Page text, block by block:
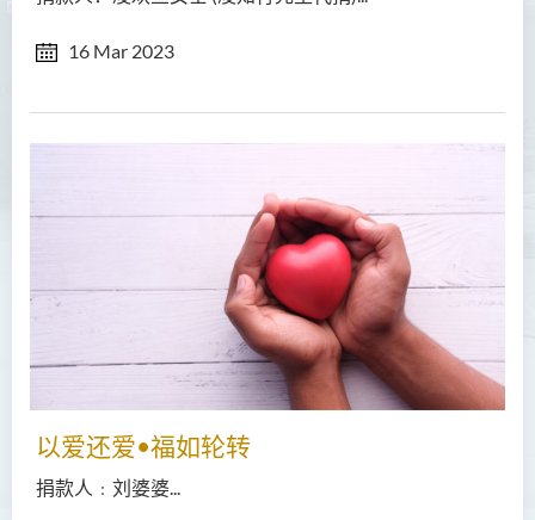
16 Mar 2023
以爱还爱•福如轮转
捐款人﹕刘婆婆...